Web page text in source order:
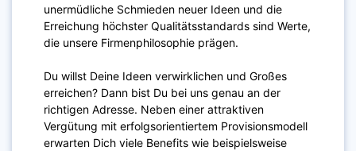
unermüdliche Schmieden neuer Ideen und die
Erreichung höchster Qualitätsstandards sind Werte,
die unsere Firmenphilosophie prägen.
Du willst Deine Ideen verwirklichen und Großes
erreichen? Dann bist Du bei uns genau an der
richtigen Adresse. Neben einer attraktiven
Vergütung mit erfolgsorientiertem Provisionsmodell
erwarten Dich viele Benefits wie beispielsweise